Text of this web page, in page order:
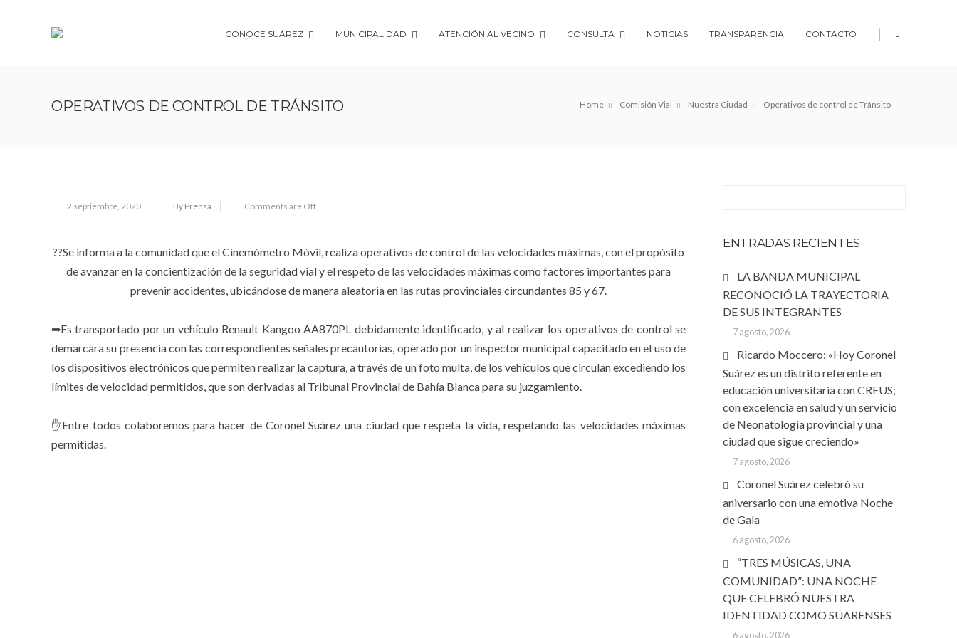
CONOCE SUÁREZ MUNICIPALIDAD ATENCIÓN AL VECINO CONSULTA NOTICIAS TRANSPARENCIA CONTACTO |
Home Comisión Vial Nuestra Ciudad Operativos de control de Tránsito⠀
OPERATIVOS DE CONTROL DE TRÁNSITO⠀
2 septiembre, 2020 By Prensa Comments are Off
??Se informa a la comunidad que el Cinemómetro Móvil, realiza operativos de control de las velocidades máximas, con el propósito
de avanzar en la concientización de la seguridad vial y el respeto de las velocidades máximas como factores importantes para
prevenir accidentes, ubicándose de manera aleatoria en las rutas provinciales circundantes 85 y 67.
➡Es transportado por un vehículo Renault Kangoo AA870PL debidamente identificado, y al realizar los operativos de control se
demarcara su presencia con las correspondientes señales precautorias, operado por un inspector municipal capacitado en el uso de
los dispositivos electrónicos que permiten realizar la captura, a través de un foto multa, de los vehículos que circulan excediendo los
límites de velocidad permitidos, que son derivadas al Tribunal Provincial de Bahía Blanca para su juzgamiento.⠀
✋Entre todos colaboremos para hacer de Coronel Suárez una ciudad que respeta la vida, respetando las velocidades máximas
permitidas.
ENTRADAS RECIENTES
LA BANDA MUNICIPAL
RECONOCIÓ LA TRAYECTORIA
DE SUS INTEGRANTES
7 agosto, 2026
Ricardo Moccero: «Hoy Coronel
Suárez es un distrito referente en
educación universitaria con CREUS;
con excelencia en salud y un servicio
de Neonatologia provincial y una
ciudad que sigue creciendo»
7 agosto, 2026
Coronel Suárez celebró su
aniversario con una emotiva Noche
de Gala
6 agosto, 2026
“TRES MÚSICAS, UNA
COMUNIDAD”: UNA NOCHE
QUE CELEBRÓ NUESTRA
IDENTIDAD COMO SUARENSES
6 agosto, 2026